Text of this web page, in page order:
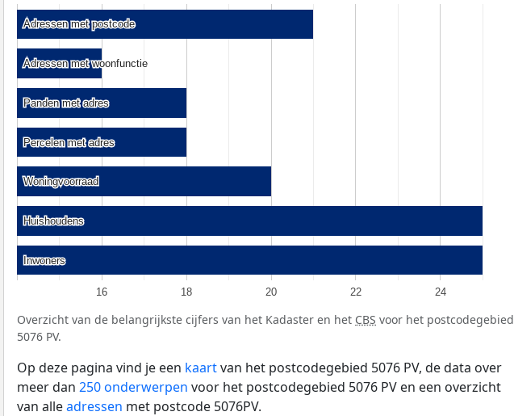
16 18 20 22 24
Adressen met postcode
Adressen met postcode
Adressen met woonfunctie
Adressen met woonfunctie
Panden met adres
Panden met adres
Percelen met adres
Percelen met adres
Woningvoorraad
Woningvoorraad
Huishoudens
Huishoudens
Inwoners
Inwoners
Overzicht van de belangrijkste cijfers van het Kadaster en het CBS voor het postcodegebied
5076 PV.
Op deze pagina vind je een kaartvan het postcodegebied 5076 PV, de data over
meer dan 250 onderwerpen voor het postcodegebied 5076 PV en een overzicht
van alleadressen met postcode 5076PV.